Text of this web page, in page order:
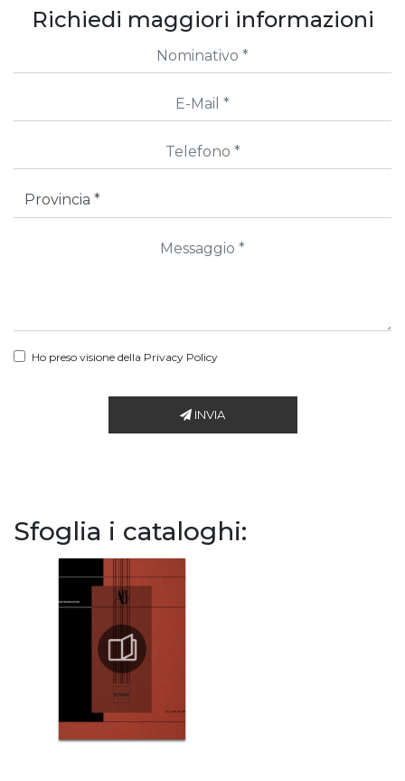
Richiedi maggiori informazioni
Ho preso visione della Privacy Policy
INVIA
Sfoglia i cataloghi: